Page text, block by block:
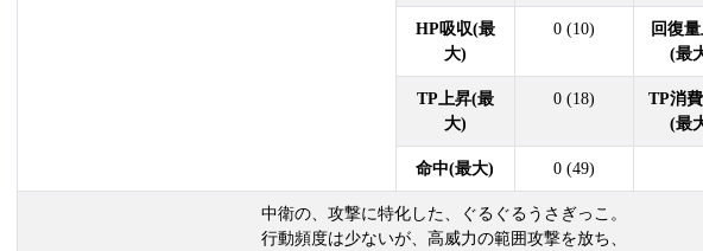
HP吸収(最
大)
0 (10)
回復
(最
TP上昇(最
大)
0 (18)
TP消
(最
命中(最大) 0 (49)
中衛の、攻撃に特化した、ぐるぐるうさぎっこ。
行動頻度は少ないが、高威力の範囲攻撃を放ち、